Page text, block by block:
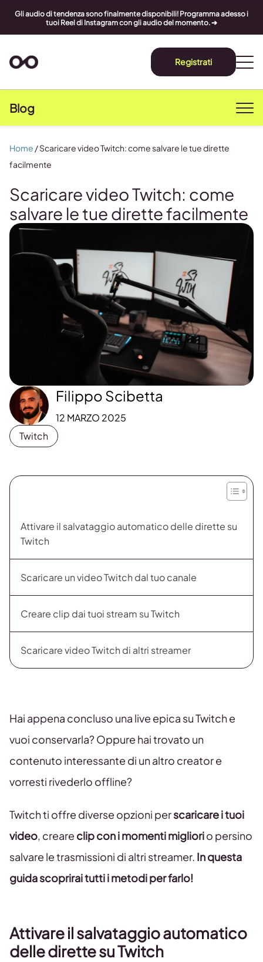
Gli audio di tendenza sono finalmente disponibili! Programma adesso i
tuoi Reel di Instagram con gli audio del momento. ➔
Registrati
Blog
Scaricare video Twitch: come
salvare le tue dirette facilmente
Filippo Scibetta
12 MARZO 2025
Twitch
Home /Scaricare video Twitch: come salvare le tue dirette
facilmente
Attivare il salvataggio automatico delle dirette su
Twitch
Scaricare un video Twitch dal tuo canale
Creare clip dai tuoi stream su Twitch
Scaricare video Twitch di altri streamer
Hai appena concluso una live epica su Twitch e
vuoi conservarla? Oppure hai trovato un
contenuto interessante di un altro creator e
vorresti rivederlo offline?
Twitch ti offre diverse opzioni perscaricare i tuoi
video, creare clip con i momenti migliorio persino
salvare le trasmissioni di altri streamer. In questa
guida scoprirai tutti i metodi per farlo!
Attivare il salvataggio automatico
delle dirette su Twitch